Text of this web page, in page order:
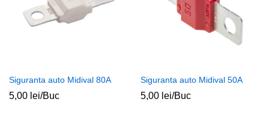
Siguranta auto Midival 80A
5,00 lei/Buc
Siguranta auto Midival 50A
5,00 lei/Buc